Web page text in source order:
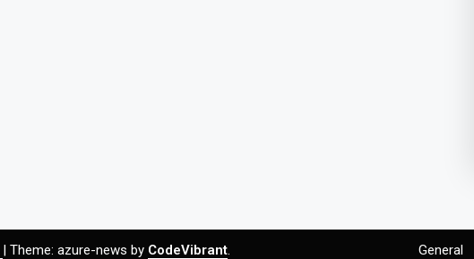
| Theme: azure-news by CodeVibrant. General